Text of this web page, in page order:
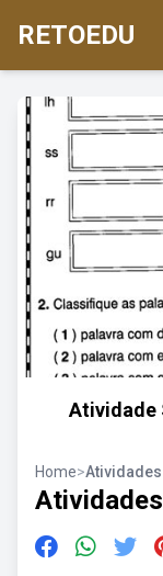
RETOEDU
Atividade
Home>